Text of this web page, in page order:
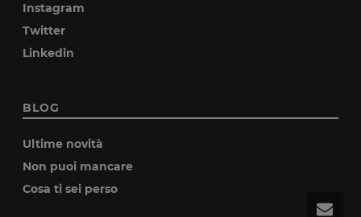
Instagram
Twitter
Linkedin
BLOG
Ultime novità
Non puoi mancare
Cosa ti sei perso